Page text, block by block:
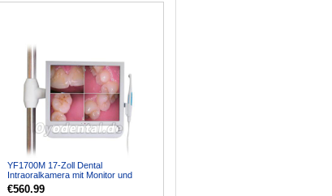
YF1700M 17-Zoll Dental
Intraoralkamera mit Monitor und
Halterung 1024 x 768 Pixe...
€560.99